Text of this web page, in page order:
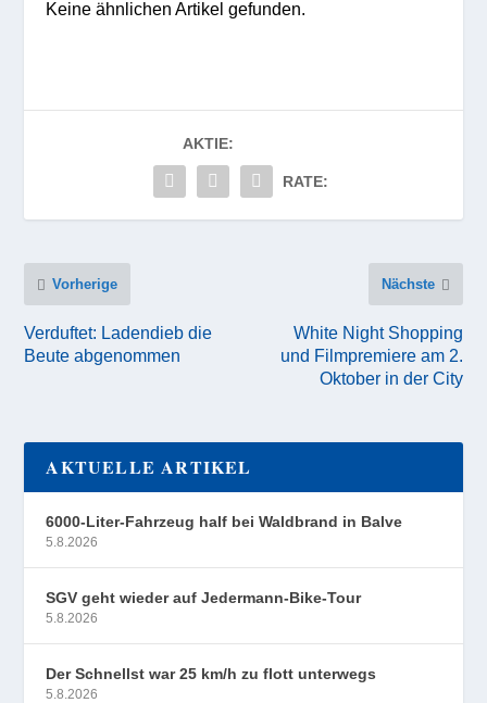
Keine ähnlichen Artikel gefunden.
AKTIE:
RATE:
Vorherige
Verduftet: Ladendieb die
Beute abgenommen
Nächste
White Night Shopping
und Filmpremiere am 2.
Oktober in der City
AKTUELLE ARTIKEL
6000-Liter-Fahrzeug half bei Waldbrand in Balve
5.8.2026
SGV geht wieder auf Jedermann-Bike-Tour
5.8.2026
Der Schnellst war 25 km/h zu flott unterwegs
5.8.2026